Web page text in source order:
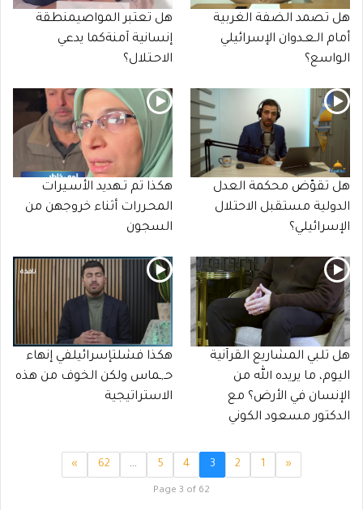
هل تصمد الضفة الغربية
أمام الـعـدوان الإسرائيلي
الواسع؟
هل تعتبر المواصيمنطقة
إنسانية آمنةكما يدعي
الاحـتلال؟
هل تقوّض محكمة العدل
الدولية مستقبل الاحتلال
الإسرائيلي؟
هكذا تم تـهديد الأسـيرات
المحـررات أثناء خروجهن من
السجون
هل تلبي المشاريع القرآنية
اليوم، ما يريده الله من
الإنسان في الأرض؟ مع
الدكتور مسعود الكوني
هكذا فشلتإسرائيلفي إنهاء
حـ,ـماس ولكن الخوف من هذه
الاستراتيجية
«
1
2
3
4
5
…
62
»
Page 3 of 62